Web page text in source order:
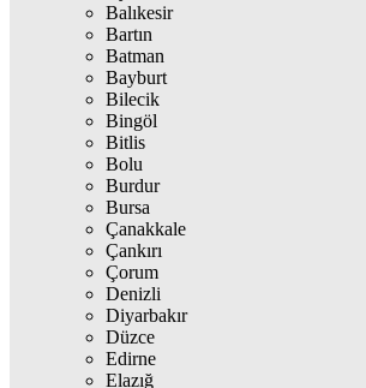
Balıkesir
Bartın
Batman
Bayburt
Bilecik
Bingöl
Bitlis
Bolu
Burdur
Bursa
Çanakkale
Çankırı
Çorum
Denizli
Diyarbakır
Düzce
Edirne
Elazığ